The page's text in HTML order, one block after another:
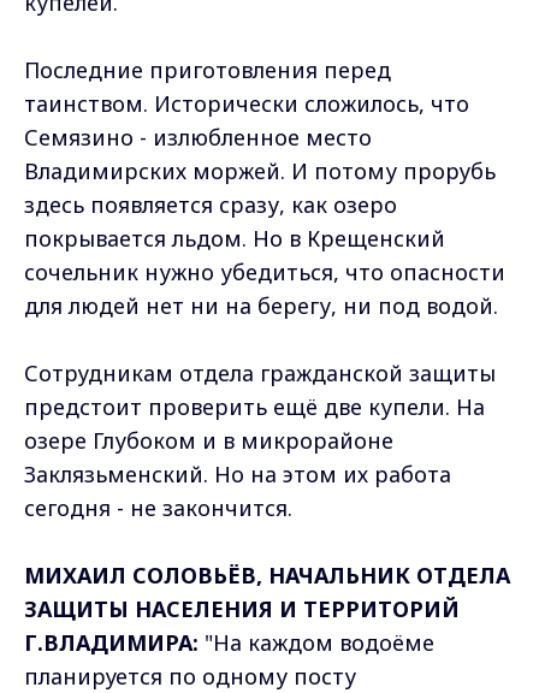
Последние приготовления перед
таинством. Исторически сложилось, что
Семязино - излюбленное место
Владимирских моржей. И потому прорубь
здесь появляется сразу, как озеро
покрывается льдом. Но в Крещенский
сочельник нужно убедиться, что опасности
для людей нет ни на берегу, ни под водой.
Сотрудникам отдела гражданской защиты
предстоит проверить ещё две купели. На
озере Глубоком и в микрорайоне
Заклязьменский. Но на этом их работа
сегодня - не закончится.
МИХАИЛ СОЛОВЬЁВ, НАЧАЛЬНИК ОТДЕЛА
ЗАЩИТЫ НАСЕЛЕНИЯ И ТЕРРИТОРИЙ
Г.ВЛАДИМИРА: "На каждом водоёме
планируется по одному посту